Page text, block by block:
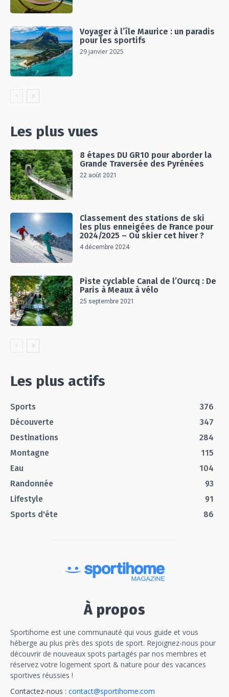
Voyager à l’île Maurice : un paradis
pour les sportifs
29 janvier 2025
Les plus vues
8 étapes DU GR10 pour aborder la
Grande Traversée des Pyrénées
22 août 2021
Classement des stations de ski
les plus enneigées de France pour
2024/2025 – Où skier cet hiver ?
4 décembre 2024
Piste cyclable Canal de l’Ourcq : De
Paris à Meaux à vélo
25 septembre 2021
Les plus actifs
Sports
376
Découverte
347
Destinations
284
Montagne
115
Eau
104
Randonnée
93
Lifestyle
91
Sports d'éte
86
À propos
Sportihome est une communauté qui vous guide et vous
héberge au plus près des spots de sport. Rejoignez-nous pour
découvrir de nouveaux spots partagés par nos membres et
réservez votre logement sport & nature pour des vacances
sportives réussies !
Contactez-nous : contact@sportihome.com